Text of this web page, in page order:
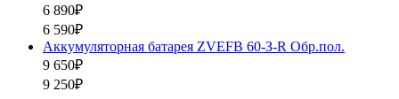
6 890₽
6 590₽
Аккумуляторная батарея ZVEFB 60-З-R Обр.пол.
9 650₽
9 250₽